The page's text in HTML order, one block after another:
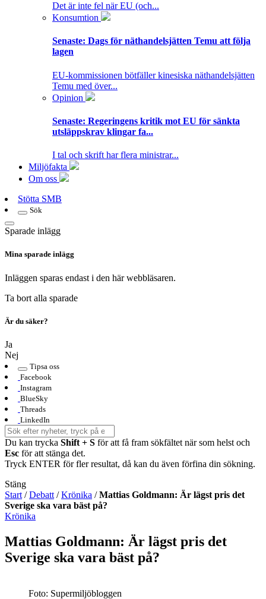
Det är inte fel när EU (och...
Konsumtion
Senaste: Dags för näthandelsjätten Temu att följa
lagen
EU-kommissionen bötfäller kinesiska näthandelsjätten
Temu med över...
Opinion
Senaste: Regeringens kritik mot EU för sänkta
utsläppskrav klingar fa...
I tal och skrift har flera ministrar...
Miljöfakta
Om oss
Stötta SMB
Sök
Sparade inlägg
Mina sparade inlägg
Inläggen sparas endast i den här webbläsaren.
Ta bort alla sparade
Är du säker?
Ja
Nej
Tipsa oss
Facebook
Instagram
BlueSky
Threads
LinkedIn
Du kan trycka Shift + S för att få fram sökfältet när som helst och
Esc för att stänga det.
Tryck ENTER för fler resultat, då kan du även förfina din sökning.
Stäng
Start /Debatt /Krönika /Mattias Goldmann: Är lägst pris det
Sverige ska vara bäst på?
Krönika
Mattias Goldmann: Är lägst pris det
Sverige ska vara bäst på?
Foto: Supermiljöbloggen